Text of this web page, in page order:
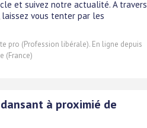
et suivez notre actualité. A travers
vous tenter par les
pro (Profession libérale). En ligne depuis
(France)
à proximié de